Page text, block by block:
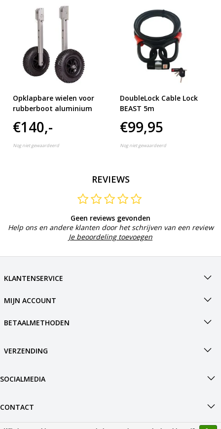
Opklapbare wielen voor
rubberboot aluminium
€140,-
Nog niet gewaardeerd
DoubleLock Cable Lock
BEAST 5m
€99,95
Nog niet gewaardeerd
REVIEWS
Geen reviews gevonden
Help ons en andere klanten door het schrijven van een review
Je beoordeling toevoegen
KLANTENSERVICE
MIJN ACCOUNT
BETAALMETHODEN
VERZENDING
SOCIALMEDIA
CONTACT